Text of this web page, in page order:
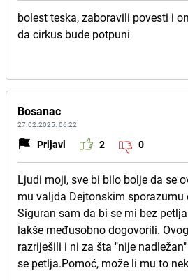
bolest teska, zaboravili povesti i
da cirkus bude potpuni
Bosanac
27.02.2025. 06:22
Prijavi 2 0
Ljudi moji, sve bi bilo bolje da se
mu valjda Dejtonskim sporazumu
Siguran sam da bi se mi bez
lakše međusobno dogovorili.
razriješili i ni za šta "nije
se petlja.Pomoć, može li mu to